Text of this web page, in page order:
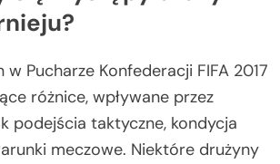
Pucharze Konfederacji FIFA 2017
różnice, wpływane przez
podejścia taktyczne, kondycja
meczowe. Niektóre drużyny